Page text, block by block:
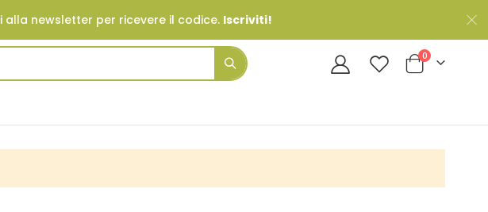
alla newsletter per ricevere il codice. Iscriviti!
Cart
0Prodotti